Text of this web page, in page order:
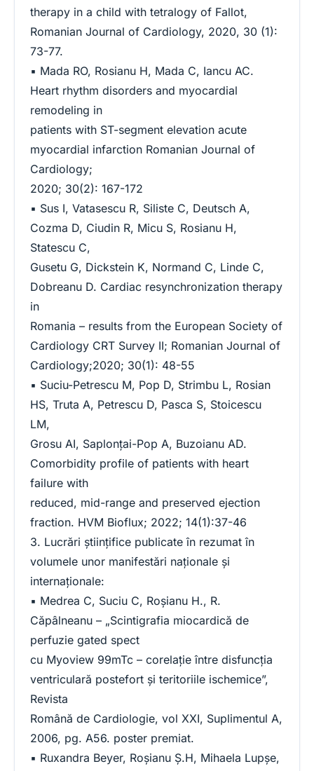
therapy in a child with tetralogy of Fallot,
Romanian Journal of Cardiology, 2020, 30 (1):
73-77.
▪ Mada RO, Rosianu H, Mada C, Iancu AC.
Heart rhythm disorders and myocardial
remodeling in
patients with ST-segment elevation acute
myocardial infarction Romanian Journal of
Cardiology;
2020; 30(2): 167-172
▪ Sus I, Vatasescu R, Siliste C, Deutsch A,
Cozma D, Ciudin R, Micu S, Rosianu H,
Statescu C,
Gusetu G, Dickstein K, Normand C, Linde C,
Dobreanu D. Cardiac resynchronization therapy
in
Romania – results from the European Society of
Cardiology CRT Survey II; Romanian Journal of
Cardiology;2020; 30(1): 48-55
▪ Suciu-Petrescu M, Pop D, Strimbu L, Rosian
HS, Truta A, Petrescu D, Pasca S, Stoicescu
LM,
Grosu AI, Saplonțai-Pop A, Buzoianu AD.
Comorbidity profile of patients with heart
failure with
reduced, mid-range and preserved ejection
fraction. HVM Bioflux; 2022; 14(1):37-46
3. Lucrări ştiinţifice publicate în rezumat în
volumele unor manifestări naţionale şi
internaţionale:
▪ Medrea C, Suciu C, Roşianu H., R.
Căpâlneanu – „Scintigrafia miocardică de
perfuzie gated spect
cu Myoview 99mTc – corelaţie între disfuncţia
ventriculară postefort şi teritoriile ischemice”,
Revista
Română de Cardiologie, vol XXI, Suplimentul A,
2006, pg. A56. poster premiat.
▪ Ruxandra Beyer, Roşianu Ş.H, Mihaela Lupşe,